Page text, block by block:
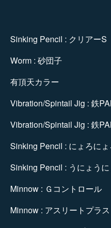
カテゴリー一覧
Sinking Pencil : クリアーS
Worm : 砂団子
有頂天カラー
Vibration/Spintail Jig : 鉄
Vibration/Spintail Jig : 鉄
Sinking Pencil : にょろにょ
Sinking Pencil : うにょうに
Minnow : Ｇコントロール
Minnow : アスリートプラス